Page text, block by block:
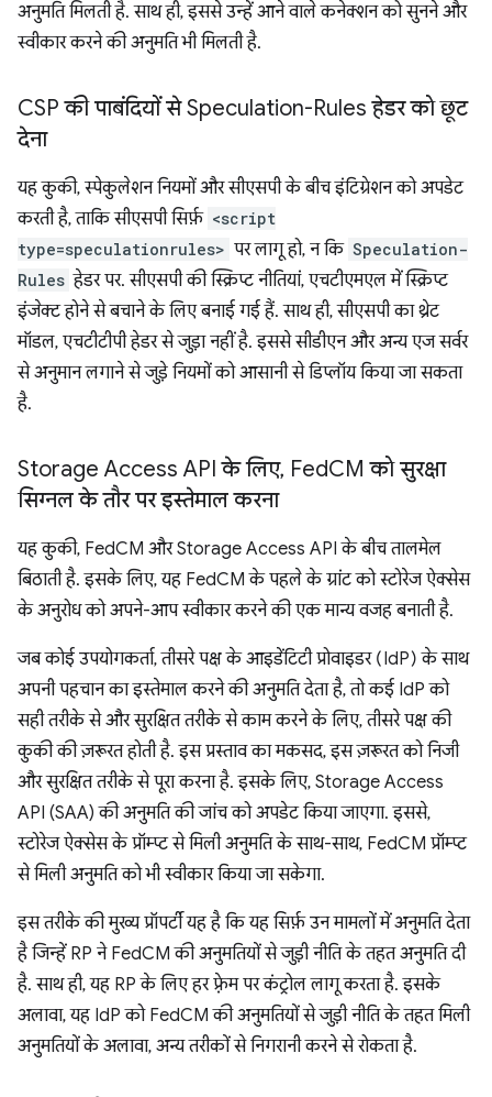
अनुमति मिलती है. साथ ही, इससे उन्हें आने वाले कनेक्शन को सुनने और
स्वीकार करने की अनुमति भी मिलती है.
CSP की पाबंदियों से Speculation-Rules हेडर को छूट
देना
यह कुकी, स्पेकुलेशन नियमों और सीएसपी के बीच इंटिग्रेशन को अपडेट
करती है, ताकि सीएसपी सिर्फ़ <script
type=speculationrules> पर लागू हो, न कि Speculation-
Rules हेडर पर. सीएसपी की स्क्रिप्ट नीतियां, एचटीएमएल में स्क्रिप्ट
इंजेक्ट होने से बचाने के लिए बनाई गई हैं. साथ ही, सीएसपी का थ्रेट
मॉडल, एचटीटीपी हेडर से जुड़ा नहीं है. इससे सीडीएन और अन्य एज सर्वर
से अनुमान लगाने से जुड़े नियमों को आसानी से डिप्लॉय किया जा सकता
है.
Storage Access API के लिए, FedCM को सुरक्षा
सिग्नल के तौर पर इस्तेमाल करना
यह कुकी, FedCM और Storage Access API के बीच तालमेल
बिठाती है. इसके लिए, यह FedCM के पहले के ग्रांट को स्टोरेज ऐक्सेस
के अनुरोध को अपने-आप स्वीकार करने की एक मान्य वजह बनाती है.
जब कोई उपयोगकर्ता, तीसरे पक्ष के आइडेंटिटी प्रोवाइडर (IdP) के साथ
अपनी पहचान का इस्तेमाल करने की अनुमति देता है, तो कई IdP को
सही तरीके से और सुरक्षित तरीके से काम करने के लिए, तीसरे पक्ष की
कुकी की ज़रूरत होती है. इस प्रस्ताव का मकसद, इस ज़रूरत को निजी
और सुरक्षित तरीके से पूरा करना है. इसके लिए, Storage Access
API (SAA) की अनुमति की जांच को अपडेट किया जाएगा. इससे,
स्टोरेज ऐक्सेस के प्रॉम्प्ट से मिली अनुमति के साथ-साथ, FedCM प्रॉम्प्ट
से मिली अनुमति को भी स्वीकार किया जा सकेगा.
इस तरीके की मुख्य प्रॉपर्टी यह है कि यह सिर्फ़ उन मामलों में अनुमति देता
है जिन्हें RP ने FedCM की अनुमतियों से जुड़ी नीति के तहत अनुमति दी
है. साथ ही, यह RP के लिए हर फ़्रेम पर कंट्रोल लागू करता है. इसके
अलावा, यह IdP को FedCM की अनुमतियों से जुड़ी नीति के तहत मिली
अनुमतियों के अलावा, अन्य तरीकों से निगरानी करने से रोकता है.